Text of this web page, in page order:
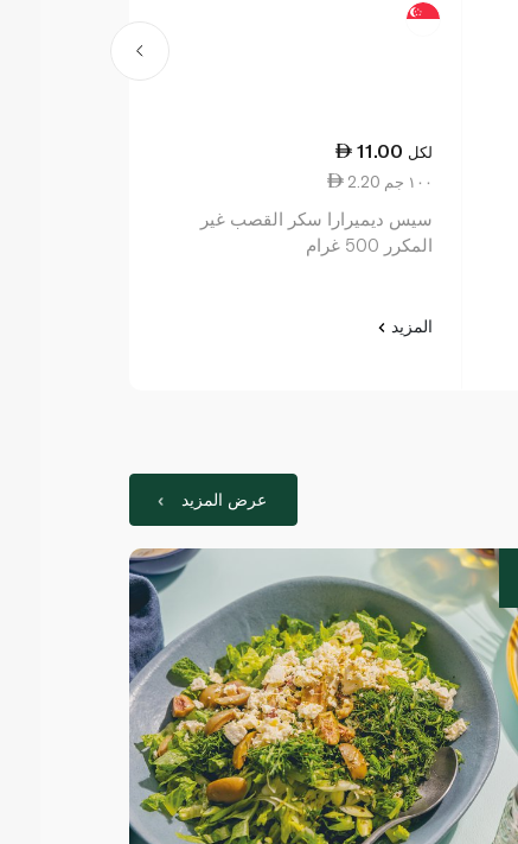
11.00 لكل
2.20 ١٠٠ جم
سيس ديميرارا سكر القصب غير
المكرر 500 غرام
المزيد
عرض المزيد